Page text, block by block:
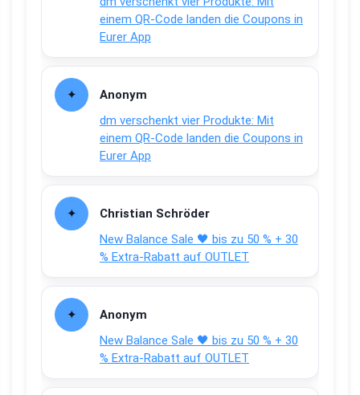
einem QR-Code landen die Coupons in
Eurer App
Anonym
dm verschenkt vier Produkte: Mit
einem QR-Code landen die Coupons in
Eurer App
Christian Schröder
New Balance Sale 🖤 bis zu 50 % + 30
% Extra-Rabatt auf OUTLET
Anonym
New Balance Sale 🖤 bis zu 50 % + 30
% Extra-Rabatt auf OUTLET